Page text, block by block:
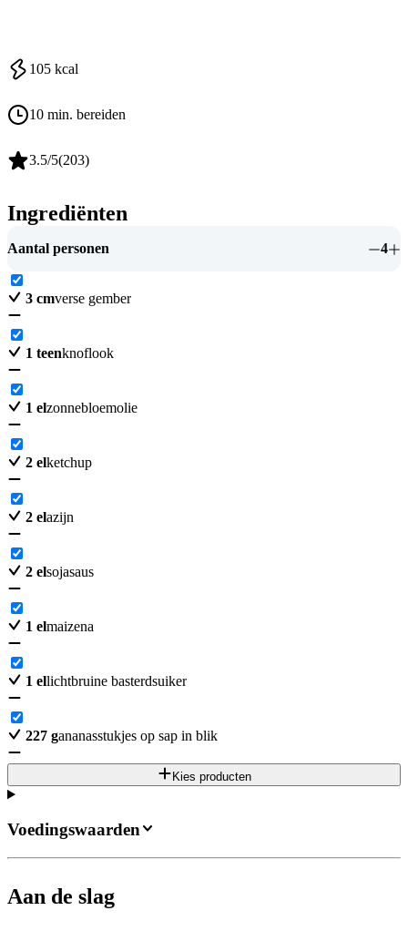
105 kcal
10 min. bereiden
3.5/5(203)
Ingrediënten
Aantal personen 4
3 cmverse gember
1 teenknoflook
1 elzonnebloemolie
2 elketchup
2 elazijn
2 elsojasaus
1 elmaizena
1 ellichtbruine basterdsuiker
227 gananasstukjes op sap in blik
Kies producten
Aan de slag
Voedingswaarden